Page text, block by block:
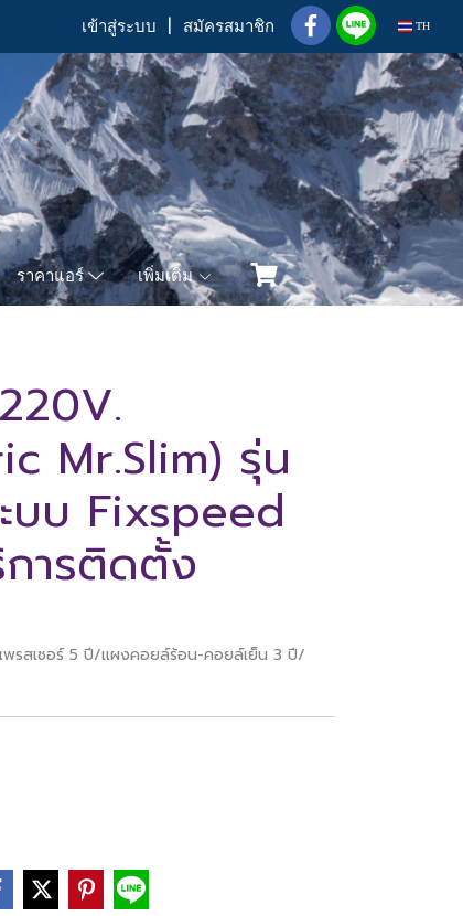
เข้าสู่ระบบ สมัครสมาชิก TH
ราคาแอร์ เพิ่มเติม
Mr.Slim) รุ่น
บบ Fixspeed
ารติดตั้ง
พรสเซอร์ 5 ปี/แผงคอยล์ร้อน-คอยล์เย็น 3 ปี/